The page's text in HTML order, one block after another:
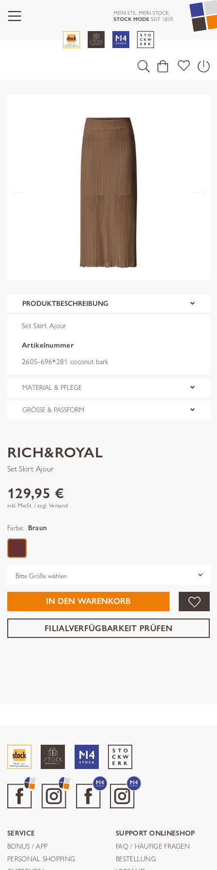
PRODUKTBESCHREIBUNG
Set Skirt Ajour
Artikelnummer
2605-696*281 coconut bark
MATERIAL & PFLEGE
GRÖSSE & PASSFORM
RICH&ROYAL
Set Skirt Ajour
129,95 €
inkl. MwSt. / zzgl. Versand
Farbe: Braun
IN DEN WARENKORB
FILIALVERFÜGBARKEIT PRÜFEN
SERVICE
BONUS / APP
PERSONAL SHOPPING
SUPPORT ONLINESHOP
FAQ / HÄUFIGE FRAGEN
BESTELLUNG